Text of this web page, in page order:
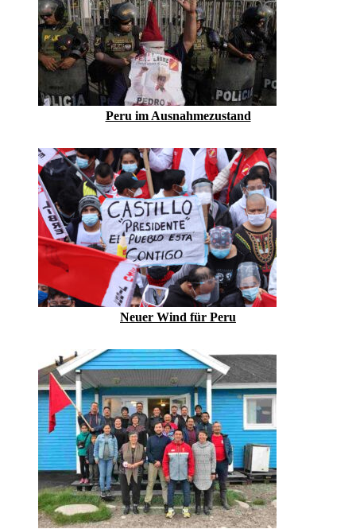
Peru im Ausnahmezustand
Neuer Wind für Peru